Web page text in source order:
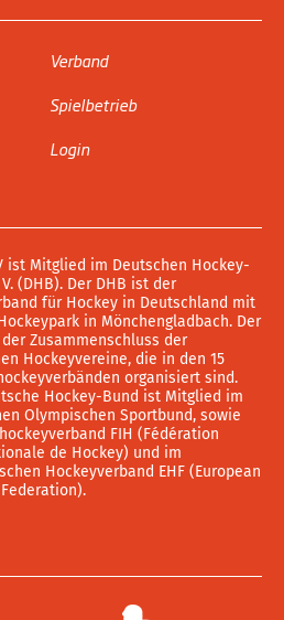
Verband
Spielbetrieb
Login
ist Mitglied im Deutschen Hockey-
(DHB). Der DHB ist der
für Hockey in Deutschland mit
in Mönchengladbach. Der
Zusammenschluss der
Hockeyvereine, die in den 15
organisiert sind.
Hockey-Bund ist Mitglied im
Olympischen Sportbund, sowie
FIH (Fédération
de Hockey) und im
Hockeyverband EHF (European